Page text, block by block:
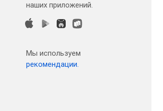
наших приложений.
Мы используем
рекомендации.